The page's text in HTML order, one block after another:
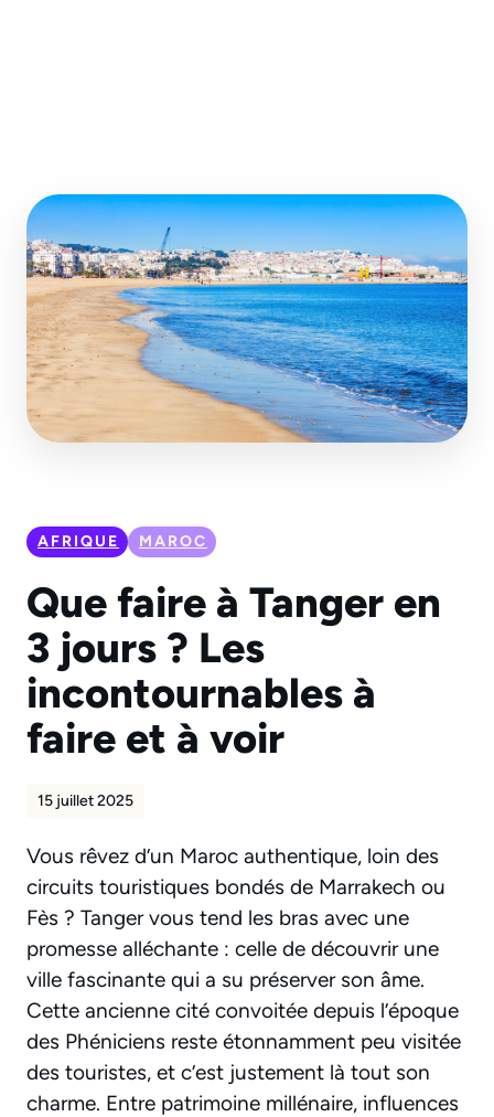
AFRIQUE MAROC
Que faire à Tanger en
3 jours ? Les
incontournables à
faire et à voir
15 juillet 2025
Vous rêvez d’un Maroc authentique, loin des
circuits touristiques bondés de Marrakech ou
Fès ? Tanger vous tend les bras avec une
promesse alléchante : celle de découvrir une
ville fascinante qui a su préserver son âme.
Cette ancienne cité convoitée depuis l’époque
des Phéniciens reste étonnamment peu visitée
des touristes, et c’est justement là tout son
charme. Entre patrimoine millénaire, influences